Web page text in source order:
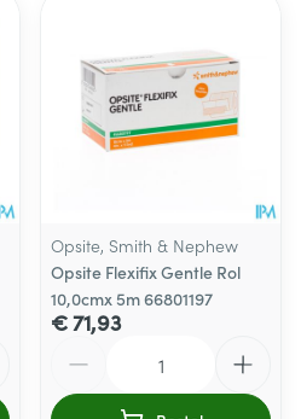
Opsite, Smith & Nephew
Opsite Flexifix Gentle Rol
10,0cmx 5m 66801197
€ 71,93